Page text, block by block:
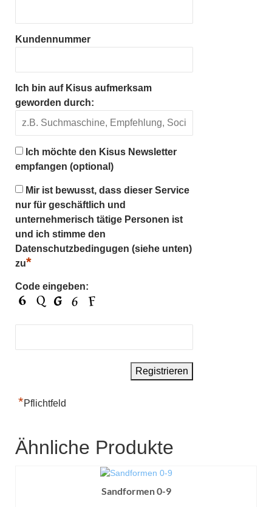
Kundennummer
Ich bin auf Kisus aufmerksam
geworden durch:
Ich möchte den Kisus Newsletter
empfangen (optional)
Mir ist bewusst, dass dieser Service
nur für geschäftlich und
unternehmerisch tätige Personen ist
und ich stimme den
Datenschutzbedingugen (siehe unten)
zu*
Code eingeben:
*Pflichtfeld
Ähnliche Produkte
Sandformen 0-9